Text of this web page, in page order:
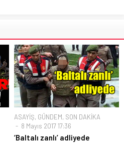
ASAYİŞ, GÜNDEM, SON DAKİKA
8 Mayıs 2017 17:36
‘Baltalı zanlı’ adliyede